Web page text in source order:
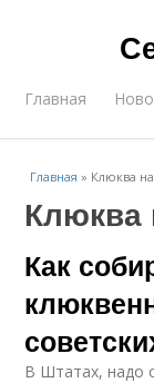
Главная
Главная » Клюква
Клюква
Как
В Штатах, надо